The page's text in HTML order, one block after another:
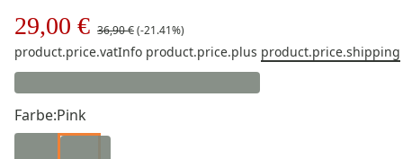
29,00 € 36,90 €(-21.41%)
product.price.vatInfo product.price.plus product.price.shipping
Farbe:Pink